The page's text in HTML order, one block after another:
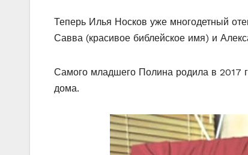
Теперь Илья Носков уже многодетный
Савва (красивое библейское имя) и
Самого младшего Полина родила в 2017
дома.